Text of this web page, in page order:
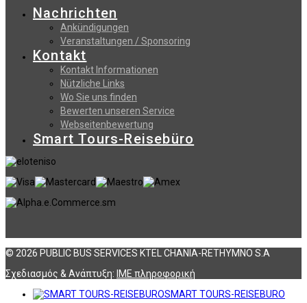
Nachrichten
Ankündigungen
Veranstaltungen / Sponsoring
Kontakt
Kontakt Informationen
Nützliche Links
Wo Sie uns finden
Bewerten unseren Service
Webseitenbewertung
Smart Tours-Reisebüro
© 2026 PUBLIC BUS SERVICES KTEL CHANIA-RETHYMNO S.A
Σχεδιασμός & Ανάπτυξη: ΙΜΕ πληροφορική
SMART TOURS-REISEBURO